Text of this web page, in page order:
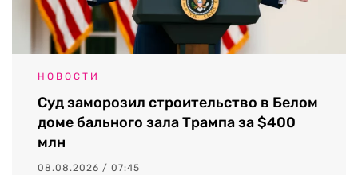
НОВОСТИ
Суд заморозил строительство в Белом
доме бального зала Трампа за $400
млн
08.08.2026 / 07:45